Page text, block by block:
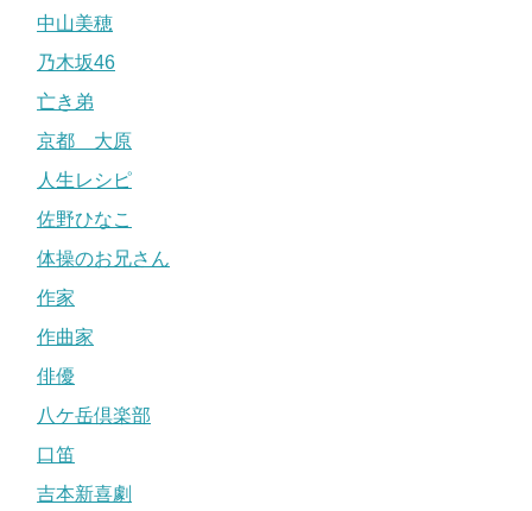
中山美穂
乃木坂46
亡き弟
京都 大原
人生レシピ
佐野ひなこ
体操のお兄さん
作家
作曲家
俳優
八ケ岳倶楽部
口笛
吉本新喜劇